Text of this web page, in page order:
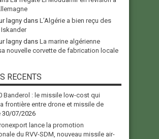
lagny dans L’Algérie a bien reçu des
lagny dans La marine algérienne
nouvelle corvette de fabrication locale
RECENTS
Banderol : le missile low-cost qui
frontière entre drone et missile de
30/07/2026
lance la promotion
du RVV-SDM, nouveau missile air-